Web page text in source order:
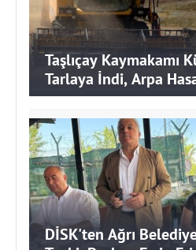
Taşlıçay Kaymakamı
Tarlaya İndi, Arpa
DİSK'ten Ağrı